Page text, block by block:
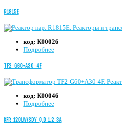
R1815E
код: К00026
Подробнее
TF2-G60+A30-4F
код: К00046
Подробнее
KFR-120LW/SDY-Q.D.1.2-3A